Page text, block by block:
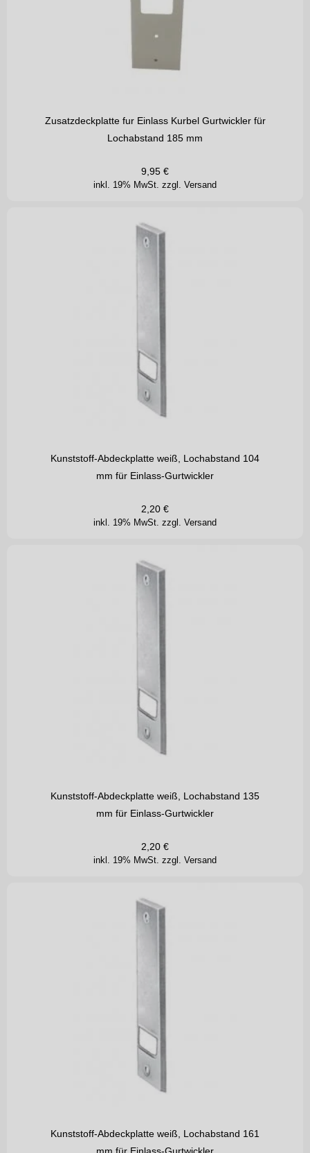
Zusatzdeckplatte fur Einlass Kurbel Gurtwickler für
Lochabstand 185 mm
inkl. 19% MwSt. zzgl. Versand
9,95 €
Kunststoff-Abdeckplatte weiß, Lochabstand 104
mm für Einlass-Gurtwickler
inkl. 19% MwSt. zzgl. Versand
2,20 €
Kunststoff-Abdeckplatte weiß, Lochabstand 135
mm für Einlass-Gurtwickler
inkl. 19% MwSt. zzgl. Versand
2,20 €
Kunststoff-Abdeckplatte weiß, Lochabstand 161